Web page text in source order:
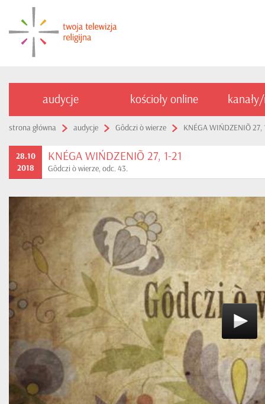
audycje kościoły online
strona główna audycje Gôdczi ò wierze KNÉGA WIŃDZENIÕ 27,
28.10
2018
KNÉGA WIŃDZENIÕ 27, 1-21
Gôdczi ò wierze, odc. 43.